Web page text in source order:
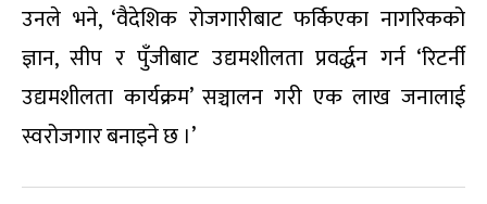
उनले भने, ‘वैदेशिक रोजगारीबाट फर्किएका नागरिकको
ज्ञान, सीप र पुँजीबाट उद्यमशीलता प्रवर्द्धन गर्न ‘रिटर्नी
उद्यमशीलता कार्यक्रम’ सञ्चालन गरी एक लाख जनालाई
स्वरोजगार बनाइने छ ।’